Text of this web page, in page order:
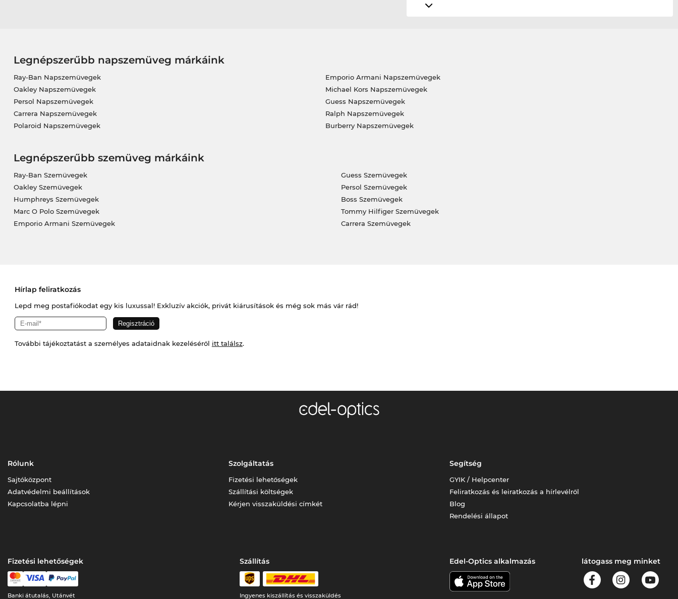
Legnépszerűbb napszemüveg márkáink
Ray-Ban Napszemüvegek
Oakley Napszemüvegek
Persol Napszemüvegek
Carrera Napszemüvegek
Polaroid Napszemüvegek
Emporio Armani Napszemüvegek
Michael Kors Napszemüvegek
Guess Napszemüvegek
Ralph Napszemüvegek
Burberry Napszemüvegek
Legnépszerűbb szemüveg márkáink
Ray-Ban Szemüvegek
Oakley Szemüvegek
Humphreys Szemüvegek
Marc O Polo Szemüvegek
Emporio Armani Szemüvegek
Guess Szemüvegek
Persol Szemüvegek
Boss Szemüvegek
Tommy Hilfiger Szemüvegek
Carrera Szemüvegek
Hírlap feliratkozás
Lepd meg postafiókodat egy kis luxussal! Exkluzív akciók, privát kiárusítások és még sok más vár rád!
További tájékoztatást a személyes adataidnak kezeléséről itt találsz.
Rólunk
Sajtóközpont
Adatvédelmi beállítások
Kapcsolatba lépni
Szolgáltatás
Fizetési lehetőségek
Szállítási költségek
Kérjen visszaküldési címkét
Segítség
GYIK / Helpcenter
Feliratkozás és leiratkozás a hírlevélről
Blog
Rendelési állapot
Fizetési lehetőségek
Banki átutalás, Utánvét
Szállítás
Ingyenes kiszállítás és visszaküldés
Edel-Optics alkalmazás látogass meg minket